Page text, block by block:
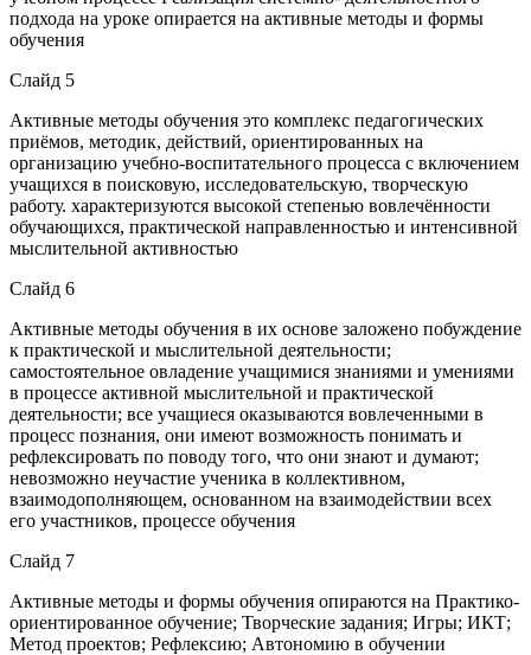
подхода на уроке опирается на активные методы и формы
обучения
Слайд 5
Активные методы обучения это комплекс педагогических
приёмов, методик, действий, ориентированных на
организацию учебно-воспитательного процесса с включением
учащихся в поисковую, исследовательскую, творческую
работу. характеризуются высокой степенью вовлечённости
обучающихся, практической направленностью и интенсивной
мыслительной активностью
Слайд 6
Активные методы обучения в их основе заложено побуждение
к практической и мыслительной деятельности;
самостоятельное овладение учащимися знаниями и умениями
в процессе активной мыслительной и практической
деятельности; все учащиеся оказываются вовлеченными в
процесс познания, они имеют возможность понимать и
рефлекcировать по поводу того, что они знают и думают;
невозможно неучастие ученика в коллективном,
взаимодополняющем, основанном на взаимодействии всех
его участников, процессе обучения
Слайд 7
Активные методы и формы обучения опираются на Практико-
ориентированное обучение; Творческие задания; Игры; ИКТ;
Метод проектов; Рефлексию; Автономию в обучении